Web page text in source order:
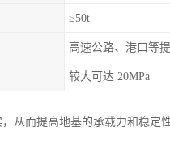
≥50t
高速公路、港口等
较大可达 20MPa
从而提高地基的承载力和稳定